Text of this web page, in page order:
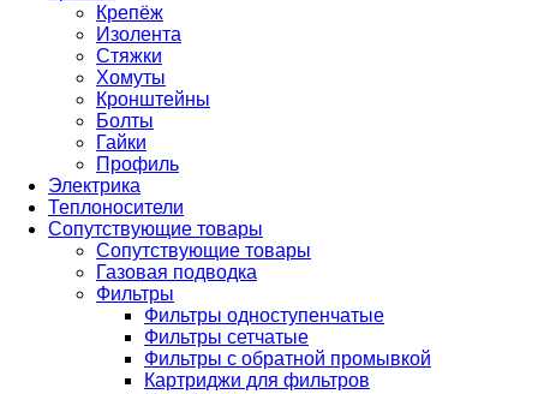
Крепёж
Изолента
Стяжки
Хомуты
Кронштейны
Болты
Гайки
Профиль
Электрика
Теплоносители
Сопутствующие товары
Сопутствующие товары
Газовая подводка
Фильтры
Фильтры одноступенчатые
Фильтры сетчатые
Фильтры с обратной промывкой
Картриджи для фильтров